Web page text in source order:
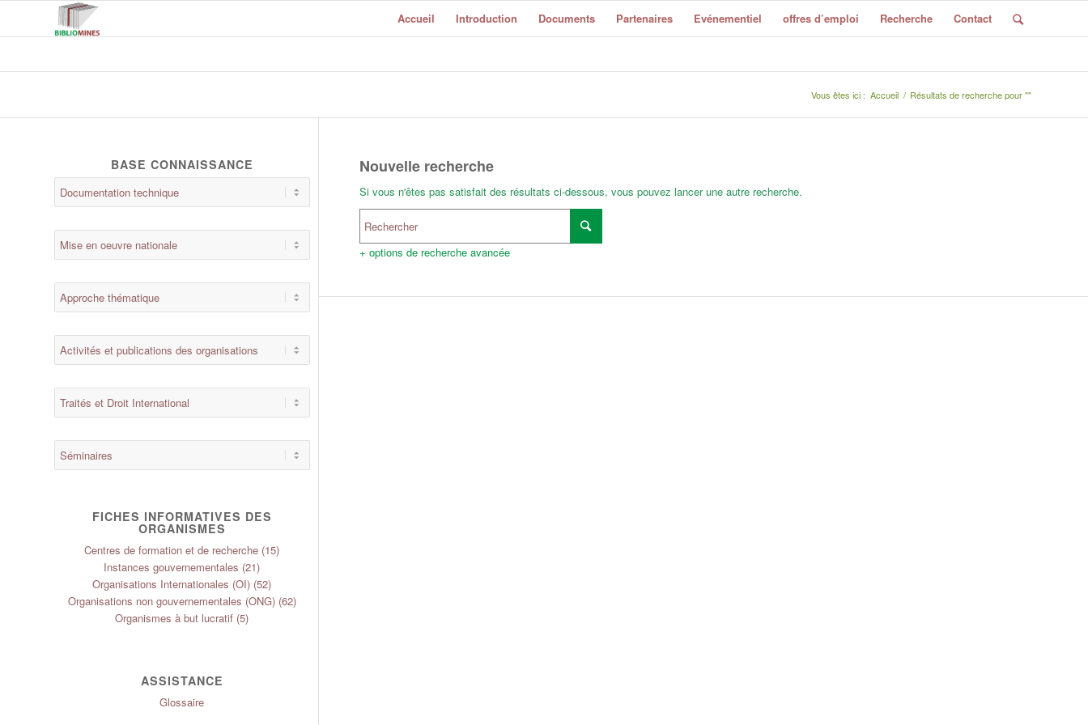
Accueil Introduction Documents Partenaires Evénementiel offres d’emploi Recherche Contact
Vous êtes ici : Accueil / Résultats de recherche pour ""
Nouvelle recherche
Si vous n'êtes pas satisfait des résultats ci-dessous, vous pouvez lancer une autre recherche.
+ options de recherche avancée
BASE CONNAISSANCE
FICHES INFORMATIVES DES
ORGANISMES
Centres de formation et de recherche (15)
Instances gouvernementales (21)
Organisations Internationales (OI) (52)
Organisations non gouvernementales (ONG)(62)
Organismes à but lucratif (5)
ASSISTANCE
Glossaire